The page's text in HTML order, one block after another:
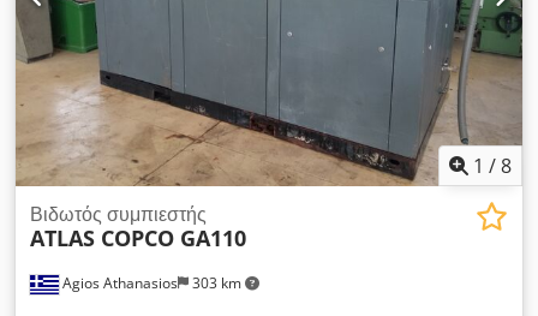
1 /8
Agios Athanasios 303 km
Βιδωτός συμπιεστής
ATLAS COPCO GA110